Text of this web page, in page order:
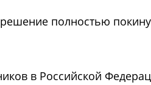
полностью
в Российской